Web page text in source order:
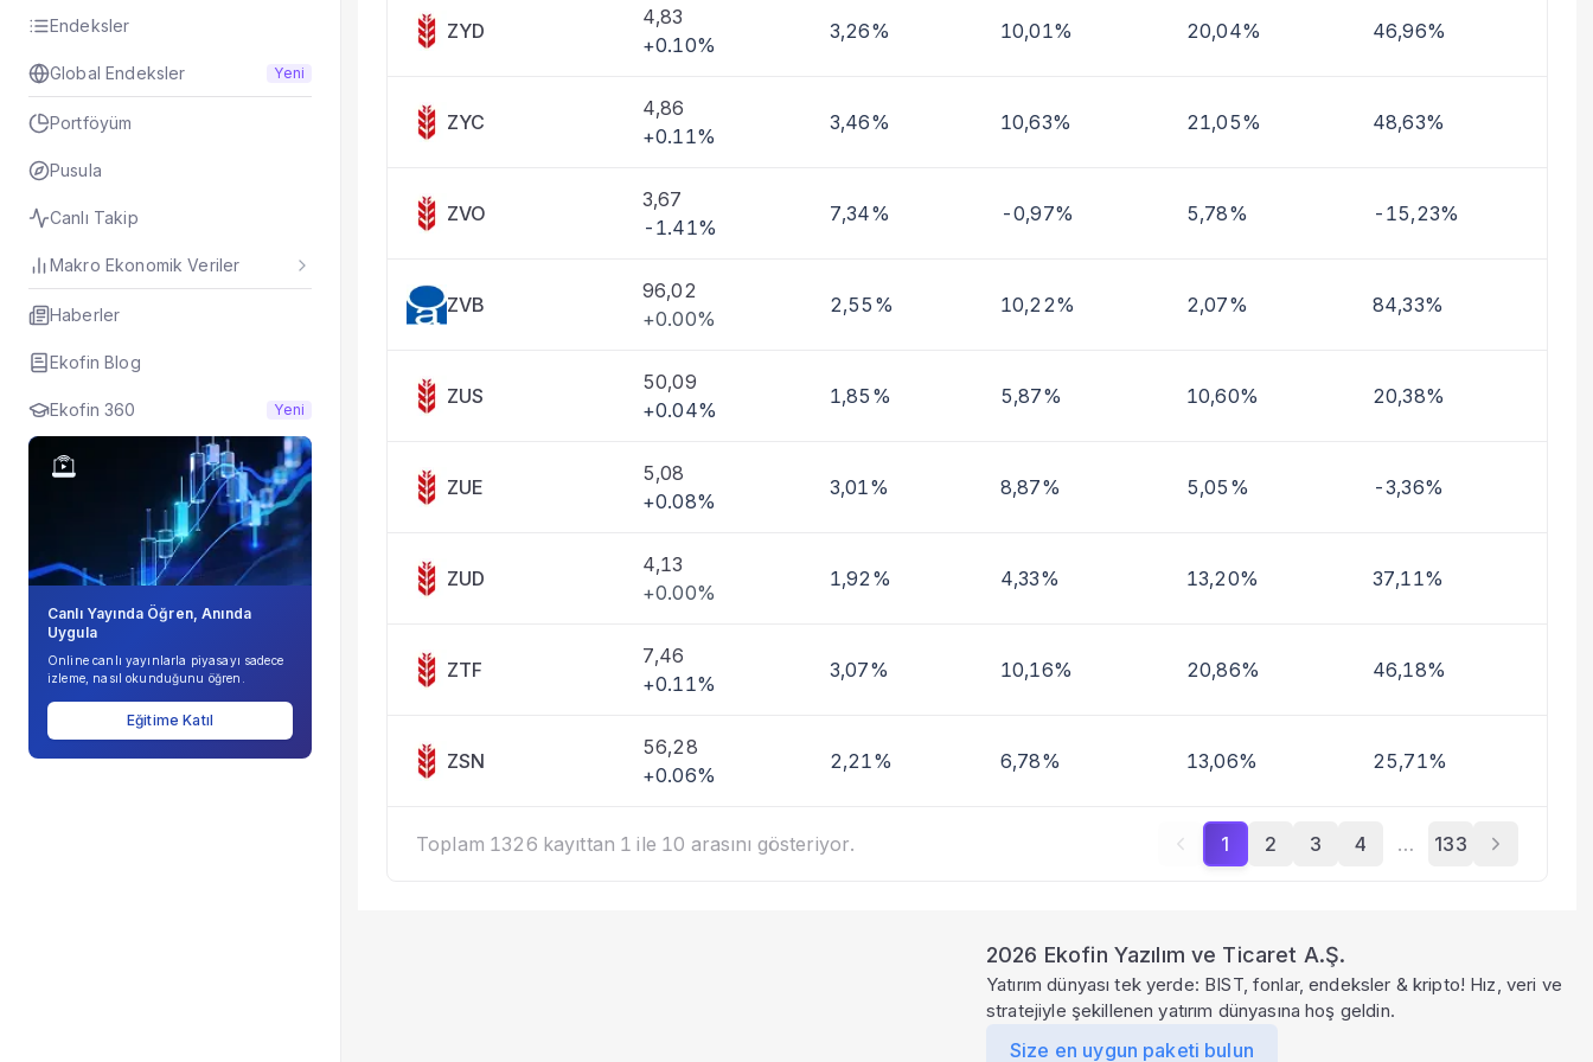
Endeksler
Global Endeksler Yeni
Portföyüm
Pusula
Canlı Takip
Makro Ekonomik Veriler
Haberler
Ekofin Blog
Ekofin 360 Yeni
Canlı Yayında Öğren, Anında
Uygula
Online canlı yayınlarla piyasayı sadece
izleme, nasıl okunduğunu öğren.
Eğitime Katıl
Taşınan Fonlar
Fiyat Endeks Değişimi
ZYD
4,83
+0.10%
3,26% 10,01% 20,04% 46,96%
ZYC
4,86
+0.11%
3,46% 10,63% 21,05% 48,63%
ZVO
3,67
-1.41%
7,34% -0,97% 5,78% -15,23%
ZVB
96,02
+0.00%
2,55% 10,22% 2,07% 84,33%
ZUS
50,09
+0.04%
1,85% 5,87% 10,60% 20,38%
ZUE
5,08
+0.08%
3,01% 8,87% 5,05% -3,36%
ZUD
4,13
+0.00%
1,92% 4,33% 13,20% 37,11%
ZTF
7,46
+0.11%
3,07% 10,16% 20,86% 46,18%
ZSN
56,28
+0.06%
2,21% 6,78% 13,06% 25,71%
Toplam 1326 kayıttan 1 ile 10 arasını gösteriyor. 1 2 3 4 … 133
2026 Ekofin Yazılım ve Ticaret A.Ş.
Yatırım dünyası tek yerde: BIST, fonlar, endeksler & kripto! Hız, veri ve
stratejiyle şekillenen yatırım dünyasına hoş geldin.
Size en uygun paketi bulun